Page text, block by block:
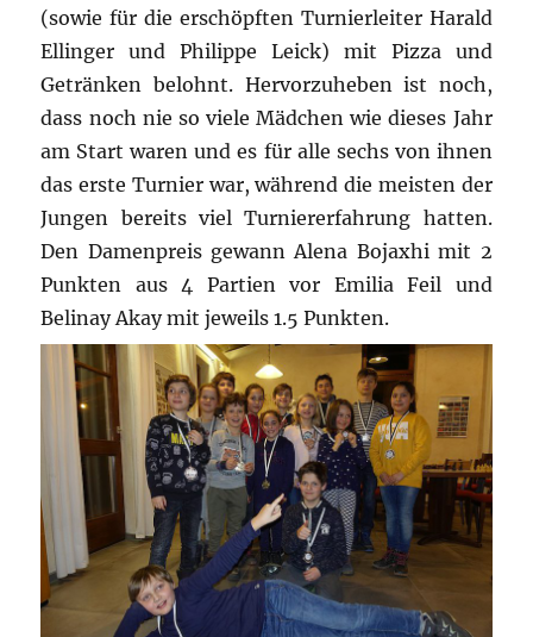
(sowie für die erschöpften Turnierleiter Harald
Ellinger und Philippe Leick) mit Pizza und
Getränken belohnt. Hervorzuheben ist noch,
dass noch nie so viele Mädchen wie dieses Jahr
am Start waren und es für alle sechs von ihnen
das erste Turnier war, während die meisten der
Jungen bereits viel Turniererfahrung hatten.
Den Damenpreis gewann Alena Bojaxhi mit 2
Punkten aus 4 Partien vor Emilia Feil und
Belinay Akay mit jeweils 1.5 Punkten.